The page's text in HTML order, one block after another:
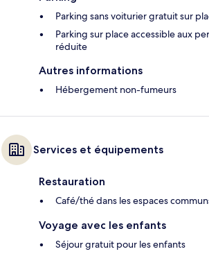
Parking sans voiturier gratuit sur
Parking sur place accessible aux
réduite
Autres informations
Hébergement non-fumeurs
Services et équipements
Restauration
Café/thé dans les espaces
Voyage avec les enfants
Séjour gratuit pour les enfants